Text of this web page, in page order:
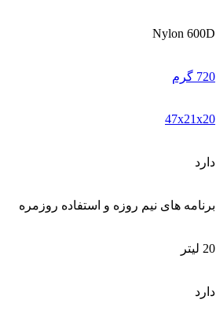
Nylon 600D
720 گرم
47x21x20
دارد
برنامه های نیم روزه و استفاده روزمره
20 لیتر
دارد